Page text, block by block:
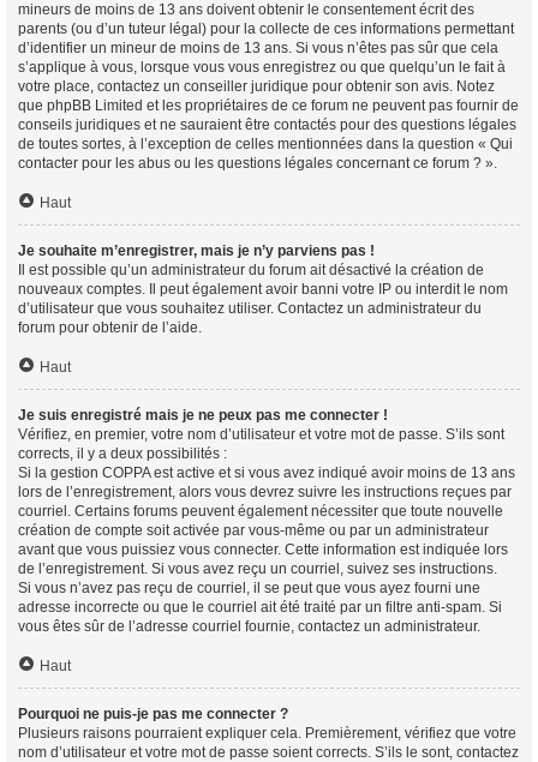
mineurs de moins de 13 ans doivent obtenir le consentement écrit des
parents (ou d’un tuteur légal) pour la collecte de ces informations permettant
d’identifier un mineur de moins de 13 ans. Si vous n’êtes pas sûr que cela
s’applique à vous, lorsque vous vous enregistrez ou que quelqu’un le fait à
votre place, contactez un conseiller juridique pour obtenir son avis. Notez
que phpBB Limited et les propriétaires de ce forum ne peuvent pas fournir de
conseils juridiques et ne sauraient être contactés pour des questions légales
de toutes sortes, à l’exception de celles mentionnées dans la question « Qui
contacter pour les abus ou les questions légales concernant ce forum ? ».
Haut
Je souhaite m’enregistrer, mais je n’y parviens pas !
Il est possible qu’un administrateur du forum ait désactivé la création de
nouveaux comptes. Il peut également avoir banni votre IP ou interdit le nom
d’utilisateur que vous souhaitez utiliser. Contactez un administrateur du
forum pour obtenir de l’aide.
Haut
Je suis enregistré mais je ne peux pas me connecter !
Vérifiez, en premier, votre nom d’utilisateur et votre mot de passe. S’ils sont
corrects, il y a deux possibilités :
Si la gestion COPPA est active et si vous avez indiqué avoir moins de 13 ans
lors de l’enregistrement, alors vous devrez suivre les instructions reçues par
courriel. Certains forums peuvent également nécessiter que toute nouvelle
création de compte soit activée par vous-même ou par un administrateur
avant que vous puissiez vous connecter. Cette information est indiquée lors
de l’enregistrement. Si vous avez reçu un courriel, suivez ses instructions.
Si vous n’avez pas reçu de courriel, il se peut que vous ayez fourni une
adresse incorrecte ou que le courriel ait été traité par un filtre anti-spam. Si
vous êtes sûr de l’adresse courriel fournie, contactez un administrateur.
Haut
Pourquoi ne puis-je pas me connecter ?
Plusieurs raisons pourraient expliquer cela. Premièrement, vérifiez que votre
nom d’utilisateur et votre mot de passe soient corrects. S’ils le sont, contactez